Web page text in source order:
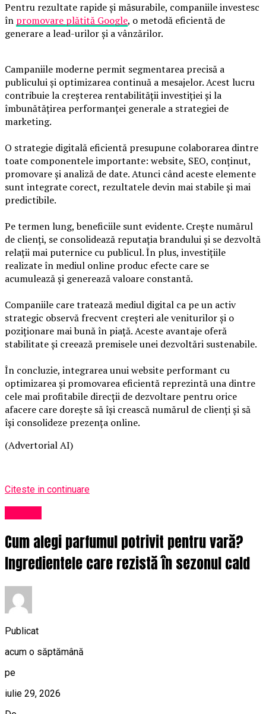
Pentru rezultate rapide și măsurabile, companiile investesc
în promovare plătită Google, o metodă eficientă de
generare a lead-urilor și a vânzărilor.
Campaniile moderne permit segmentarea precisă a
publicului și optimizarea continuă a mesajelor. Acest lucru
contribuie la creșterea rentabilității investiției și la
îmbunătățirea performanței generale a strategiei de
marketing.
O strategie digitală eficientă presupune colaborarea dintre
toate componentele importante: website, SEO, conținut,
promovare și analiză de date. Atunci când aceste elemente
sunt integrate corect, rezultatele devin mai stabile și mai
predictibile.
Pe termen lung, beneficiile sunt evidente. Crește numărul
de clienți, se consolidează reputația brandului și se dezvoltă
relații mai puternice cu publicul. În plus, investițiile
realizate în mediul online produc efecte care se
acumulează și generează valoare constantă.
Companiile care tratează mediul digital ca pe un activ
strategic observă frecvent creșteri ale veniturilor și o
poziționare mai bună în piață. Aceste avantaje oferă
stabilitate și creează premisele unei dezvoltări sustenabile.
În concluzie, integrarea unui website performant cu
optimizarea și promovarea eficientă reprezintă una dintre
cele mai profitabile direcții de dezvoltare pentru orice
afacere care dorește să își crească numărul de clienți și să
își consolideze prezența online.
(Advertorial AI)
Citeste in continuare
Cum alegi parfumul potrivit pentru vară?
Ingredientele care rezistă în sezonul cald
Publicat
acum o săptămână
pe
iulie 29, 2026